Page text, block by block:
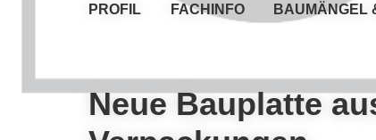
PROFIL FACHINFO BAUMÄNGEL
Neue Bauplatte